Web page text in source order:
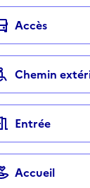
Accès
Chemin
Entrée
Accueil